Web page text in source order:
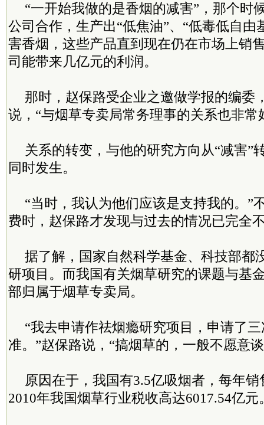
“一开始我做的是香烟的减害”，那个时
公司合作，生产出“低焦油”、“低毒低自由
害香烟，这些产品直到现在仍在市场上销
司能带来几亿元的利润。
那时，赵保路受企业之邀做学报的编委
说，“与烟草专卖局常务理事的关系也非常
关系的转变，与他的研究方向从“减害”
同时发生。
“当时，我认为他们应该是支持我的。”
费时，赵保路才发现与过去的情况已完全
据了解，国家自然科学基金、科技部都
研项目。而我国有关烟草研究的课题与基
部归属于烟草专卖局。
“我去申请作祛烟瘾研究项目，申请了
准。”赵保路说，“搞烟草的，一般不愿意
原因在于，我国有3.5亿吸烟者，每年
2010年我国烟草行业税收高达6017.54亿元